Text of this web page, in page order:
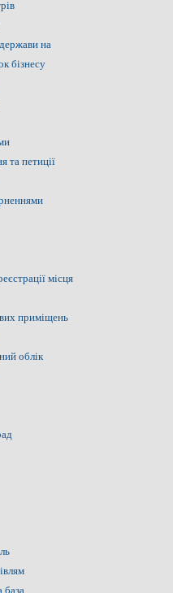
на
бізнесу
та петиції
місця
приміщень
облік
база